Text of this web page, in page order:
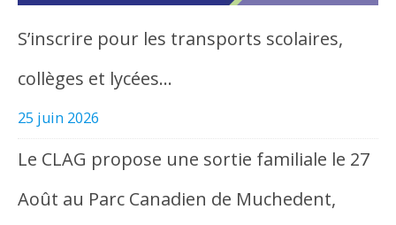
S’inscrire pour les transports scolaires,
collèges et lycées…
25 juin 2026
Le CLAG propose une sortie familiale le 27
Août au Parc Canadien de Muchedent,